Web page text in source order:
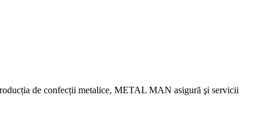
de confecții metalice, METAL MAN asigură şi servicii